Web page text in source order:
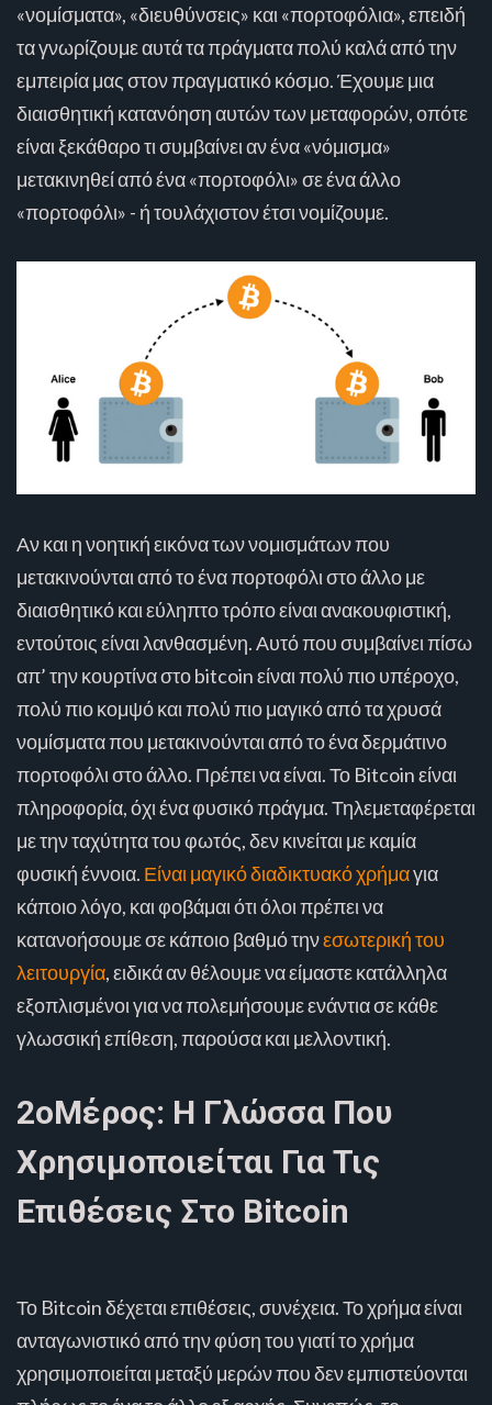
«νομίσματα», «διευθύνσεις» και «πορτοφόλια», επειδή
τα γνωρίζουμε αυτά τα πράγματα πολύ καλά από την
εμπειρία μας στον πραγματικό κόσμο. Έχουμε μια
διαισθητική κατανόηση αυτών των μεταφορών, οπότε
είναι ξεκάθαρο τι συμβαίνει αν ένα «νόμισμα»
μετακινηθεί από ένα «πορτοφόλι» σε ένα άλλο
«πορτοφόλι» - ή τουλάχιστον έτσι νομίζουμε.
Αν και η νοητική εικόνα των νομισμάτων που
μετακινούνται από το ένα πορτοφόλι στο άλλο με
διαισθητικό και εύληπτο τρόπο είναι ανακουφιστική,
εντούτοις είναι λανθασμένη. Αυτό που συμβαίνει πίσω
απ’ την κουρτίνα στο bitcoin είναι πολύ πιο υπέροχο,
πολύ πιο κομψό και πολύ πιο μαγικό από τα χρυσά
νομίσματα που μετακινούνται από το ένα δερμάτινο
πορτοφόλι στο άλλο. Πρέπει να είναι. Το Bitcoin είναι
πληροφορία, όχι ένα φυσικό πράγμα. Τηλεμεταφέρεται
με την ταχύτητα του φωτός, δεν κινείται με καμία
φυσική έννοια. Είναι μαγικό διαδικτυακό χρήμαγια
κάποιο λόγο, και φοβάμαι ότι όλοι πρέπει να
κατανοήσουμε σε κάποιο βαθμό τηνεσωτερική του
λειτουργία, ειδικά αν θέλουμε να είμαστε κατάλληλα
εξοπλισμένοι για να πολεμήσουμε ενάντια σε κάθε
γλωσσική επίθεση, παρούσα και μελλοντική.
2οΜέρος: Η Γλώσσα Που
Χρησιμοποιείται Για Τις
Επιθέσεις Στο Bitcoin
Το Bitcoin δέχεται επιθέσεις, συνέχεια. Το χρήμα είναι
ανταγωνιστικό από την φύση του γιατί το χρήμα
χρησιμοποιείται μεταξύ μερών που δεν εμπιστεύονται